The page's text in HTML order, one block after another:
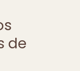
de